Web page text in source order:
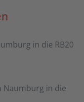
in die RB20
Naumburg in die